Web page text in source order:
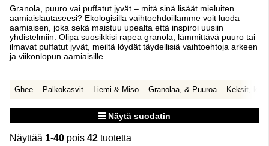
Granola, puuro vai puffatut jyvät – mitä sinä lisäät mieluiten
aamiaislautaseesi? Ekologisilla vaihtoehdoillamme voit luoda
aamiaisen, joka sekä maistuu upealta että inspiroi uusiin
yhdistelmiin. Olipa suosikkisi rapea granola, lämmittävä puuro tai
ilmavat puffatut jyvät, meiltä löydät täydellisiä vaihtoehtoja arkeen
ja viikonlopun aamiaisille.
Ghee Palkokasvit Liemi & Miso Granolaa, & Puuroa Keksit,
Näytä suodatin
Näyttää 1-40 pois 42 tuotetta